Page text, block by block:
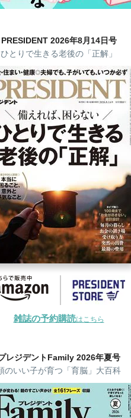
PRESIDENT 2026年8月14日号
ひとりで生きる老後の「正解」
雑誌の予約購読はこちら
レジデントFamily 2026年夏号
のいい子が育つ「育脳」大百科